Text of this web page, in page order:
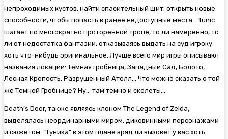
непроходимых кустов, найти спасительный щит, открыть новые
способности, чтобы попасть в ранее недоступные места… Tunic
шагает по многократно проторенной тропе, то ли намеренно, то
ли от недостатка фантазии, отказываясь выдать на суд игроку
хоть что-нибудь оригинальное. Лучше всего мир игры описывают
названия локаций: Темная гробница, Западный Сад, Болото,
Лесная Крепость, Разрушенный Атолл… Что можно сказать о той
же Темной Гробнице? Ну… там темно и скелеты…
Death’s Door, также являясь клоном The Legend of Zelda,
выделялась неординарными миром, диковинными персонажами
и сюжетом. “Туника” в этом плане вряд ли вызовет у вас хоть